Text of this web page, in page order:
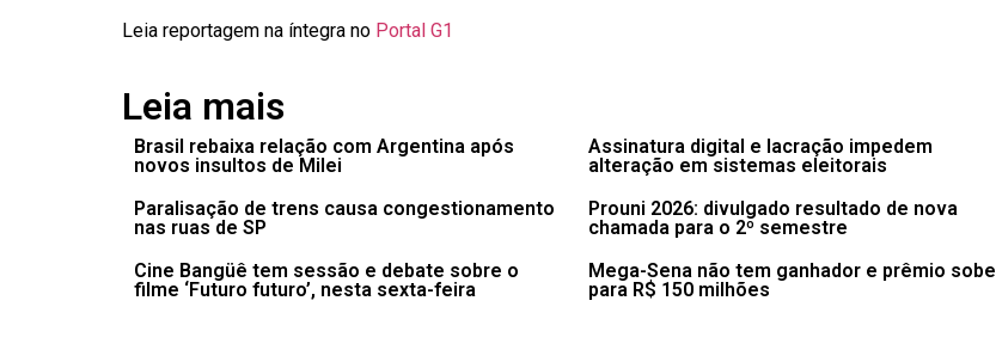
Leia reportagem na íntegra no Portal G1
Leia mais
Brasil rebaixa relação com Argentina após
novos insultos de Milei
Assinatura digital e lacração impedem
alteração em sistemas eleitorais
Paralisação de trens causa congestionamento
nas ruas de SP
Prouni 2026: divulgado resultado de nova
chamada para o 2º semestre
Cine Bangüê tem sessão e debate sobre o
filme ‘Futuro futuro’, nesta sexta-feira
Mega-Sena não tem ganhador e prêmio sobe
para R$ 150 milhões